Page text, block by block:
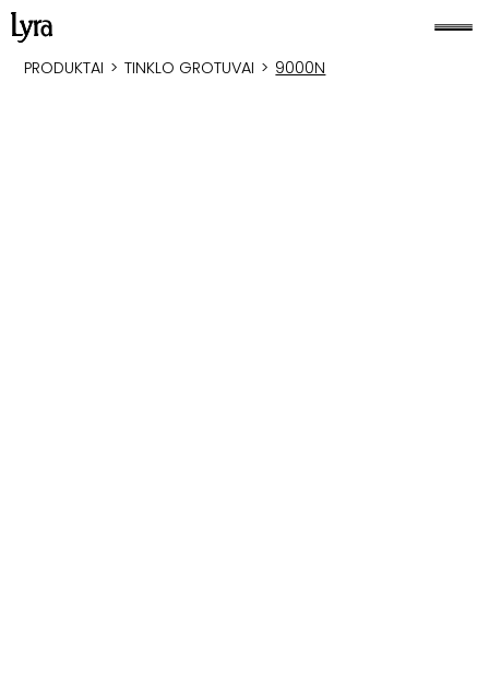
PRODUKTAI > TINKLO GROTUVAI > 9000N